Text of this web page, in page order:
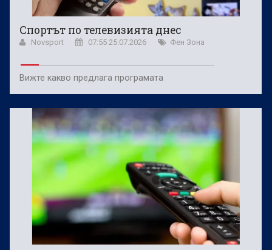
Спортът по телевизията днес
Novsport 07:55 25.07.2026 Фен Зона
Вижте какво предлага програмата